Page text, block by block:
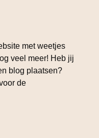
met weetjes
veel meer! Heb jij
blog plaatsen?
de